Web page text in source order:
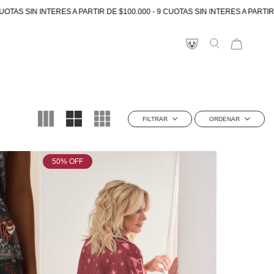
A PARTIR DE $100.000 - 9 CUOTAS SIN INTERES A PARTIR DE $300.000
FILTRAR ORDENAR
Lo mas nuevo
PRICE
50% OFF